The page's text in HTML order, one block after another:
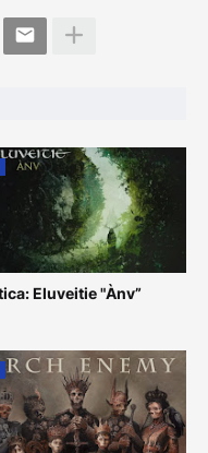
Eluveitie "Ànv”